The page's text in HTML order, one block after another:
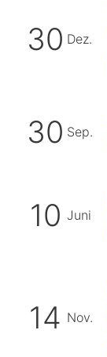
30 Dez.
30 Sep.
10 Juni
14 Nov.